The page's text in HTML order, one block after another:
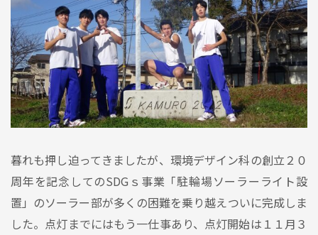
暮れも押し迫ってきましたが、環境デザイン科の創立２０
周年を記念してのSDGｓ事業「駐輪場ソーラーライト設
置」のソーラー部が多くの困難を乗り越えついに完成しま
した。点灯までにはもう一仕事あり、点灯開始は１１月３